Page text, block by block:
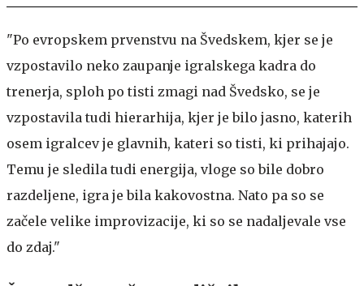
"Po evropskem prvenstvu na Švedskem, kjer se je
vzpostavilo neko zaupanje igralskega kadra do
trenerja, sploh po tisti zmagi nad Švedsko, se je
vzpostavila tudi hierarhija, kjer je bilo jasno, katerih
osem igralcev je glavnih, kateri so tisti, ki prihajajo.
Temu je sledila tudi energija, vloge so bile dobro
razdeljene, igra je bila kakovostna. Nato pa so se
začele velike improvizacije, ki so se nadaljevale vse
do zdaj."